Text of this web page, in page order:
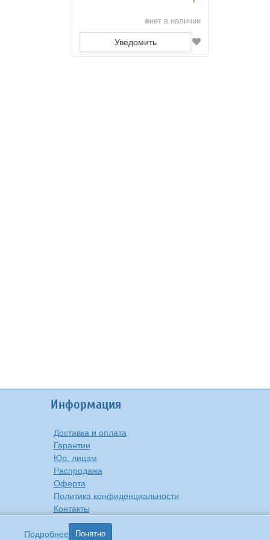
Подробнее Понятно
нет в наличии
Уведомить
Информация
Доставка и оплата
Гарантии
Юр. лицам
Распродажа
Оферта
Политика конфиденциальности
Контакты
О компании